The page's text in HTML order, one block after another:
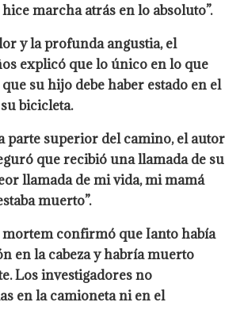
marcha atrás en lo absoluto”.
y la profunda angustia, el
explicó que lo único en lo que
su hijo debe haber estado en el
bicicleta.
parte superior del camino, el autor
que recibió una llamada de su
llamada de mi vida, mi mamá
muerto”.
confirmó que Ianto había
en la cabeza y habría muerto
Los investigadores no
en la camioneta ni en el